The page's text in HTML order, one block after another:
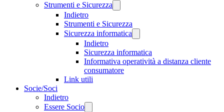
Strumenti e Sicurezza
Indietro
Strumenti e Sicurezza
Sicurezza informatica
Indietro
Sicurezza informatica
Informativa operatività a distanza cliente
consumatore
Link utili
Socie/Soci
Indietro
Essere Socio